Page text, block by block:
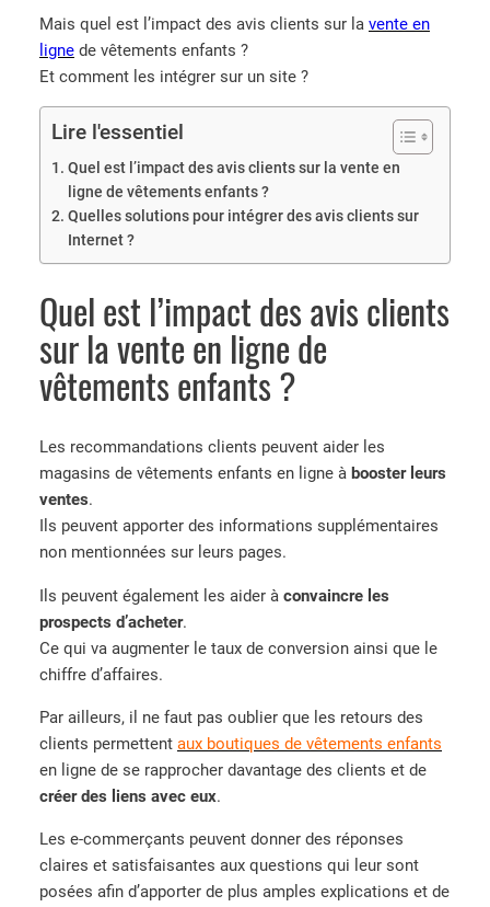
Mais quel est l’impact des avis clients sur la vente en
ligne de vêtements enfants ?
Et comment les intégrer sur un site ?
Lire l'essentiel
Quel est l’impact des avis clients sur la vente en
ligne de vêtements enfants ?
Quelles solutions pour intégrer des avis clients sur
Internet ?
Quel est l’impact des avis clients
sur la vente en ligne de
vêtements enfants ?
Les recommandations clients peuvent aider les
magasins de vêtements enfants en ligne à booster leurs
ventes.
Ils peuvent apporter des informations supplémentaires
non mentionnées sur leurs pages.
Ils peuvent également les aider à convaincre les
prospects d’acheter.
Ce qui va augmenter le taux de conversion ainsi que le
chiffre d’affaires.
Par ailleurs, il ne faut pas oublier que les retours des
clients permettent aux boutiques de vêtements enfants
en ligne de se rapprocher davantage des clients et de
créer des liens avec eux.
Les e-commerçants peuvent donner des réponses
claires et satisfaisantes aux questions qui leur sont
posées afin d’apporter de plus amples explications et de